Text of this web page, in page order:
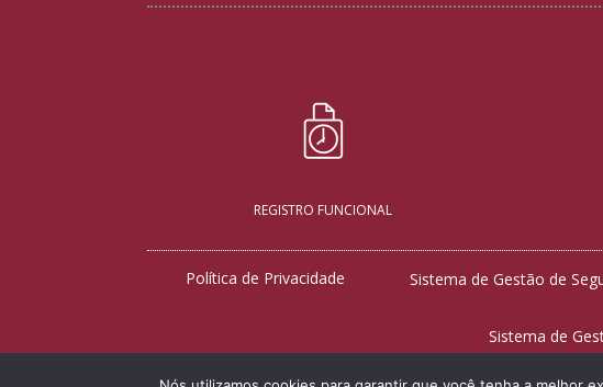
REGISTRO FUNCIONAL
Política de Privacidade Sistema de Gestão de
Sistema de